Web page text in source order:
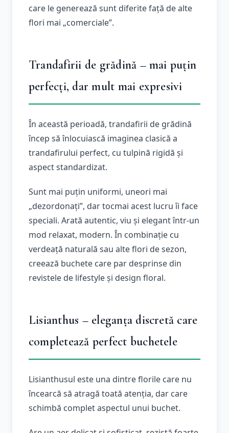
care le generează sunt diferite față de alte
flori mai „comerciale”.
Trandafirii de grădină – mai puțin
perfecți, dar mult mai expresivi
În această perioadă, trandafirii de grădină
încep să înlocuiască imaginea clasică a
trandafirului perfect, cu tulpină rigidă și
aspect standardizat.
Sunt mai puțin uniformi, uneori mai
„dezordonați”, dar tocmai acest lucru îi face
speciali. Arată autentic, viu și elegant într-un
mod relaxat, modern. În combinație cu
verdeață naturală sau alte flori de sezon,
creează buchete care par desprinse din
revistele de lifestyle și design floral.
Lisianthus – eleganța discretă care
completează perfect buchetele
Lisianthusul este una dintre florile care nu
încearcă să atragă toată atenția, dar care
schimbă complet aspectul unui buchet.